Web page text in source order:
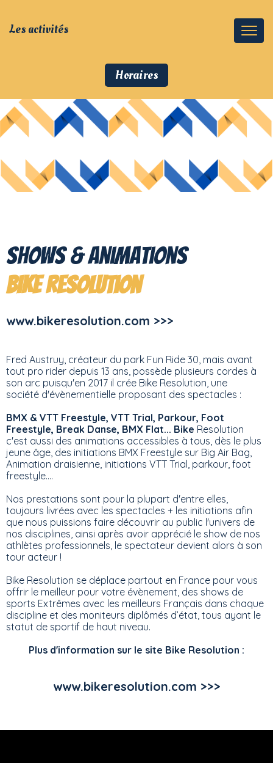
Les activités
Horaires
Shows & Animations
Bike Resolution
www.bikeresolution.com >>>
Fred Austruy, créateur du park Fun Ride 30, mais avant
tout pro rider depuis 13 ans, possède plusieurs cordes à
son arc puisqu'en 2017 il crée Bike Resolution, une
société d'évènementielle proposant des spectacles :
BMX & VTT Freestyle, VTT Trial, Parkour, Foot
Freestyle, Break Danse, BMX Flat... Bike Resolution
c'est aussi des animations accessibles à tous, dès le plus
jeune âge, des initiations BMX Freestyle sur Big Air Bag,
Animation draisienne, initiations VTT Trial, parkour, foot
freestyle....
Nos prestations sont pour la plupart d'entre elles,
toujours livrées avec les spectacles + les initiations afin
que nous puissions faire découvrir au public l'univers de
nos disciplines, ainsi après avoir apprécié le show de nos
athlètes professionnels, le spectateur devient alors à son
tour acteur !
Bike Resolution se déplace partout en France pour vous
offrir le meilleur pour votre évènement, des shows de
sports Extrêmes avec les meilleurs Français dans chaque
discipline et des moniteurs diplômés d’état, tous ayant le
statut de sportif de haut niveau.
Plus d'information sur le site Bike Resolution :
www.bikeresolution.com >>>